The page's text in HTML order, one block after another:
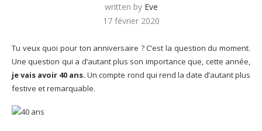
written by Eve
17 février 2020
Tu veux quoi pour ton anniversaire ? C’est la question du moment.
Une question qui a d’autant plus son importance que, cette année,
je vais avoir 40 ans. Un compte rond qui rend la date d’autant plus
festive et remarquable.